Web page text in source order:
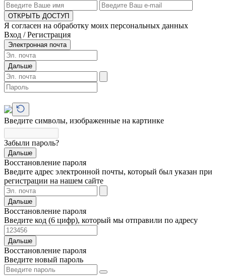
ОТКРЫТЬ ДОСТУП
Я согласен на обработку моих персональных данных
Вход / Регистрация
Электронная почта
Дальше
Введите символы, изображенные на картинке
Забыли пароль?
Дальше
Восстановление пароля
Введите адрес электронной почты, который был указан при
регистрации на нашем сайте
Дальше
Восстановление пароля
Введите код (6 цифр), который мы отправили по адресу
Дальше
Восстановление пароля
Введите новый пароль